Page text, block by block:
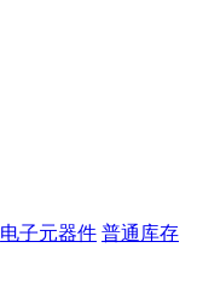
电子元器件 普通库存